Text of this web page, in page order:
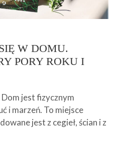
W DOMU.
PORY ROKU I
Dom jest fizycznym
i marzeń. To miejsce
jest z cegieł, ścian i z